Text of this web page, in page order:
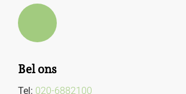
Bel ons
Tel: 020-6882100